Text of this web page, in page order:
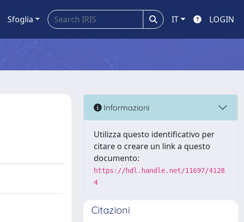
Sfoglia IT LOGIN
Informazioni
Utilizza questo identificativo per
citare o creare un link a questo
documento:
https://hdl.handle.net/11697/4128
4
Citazioni